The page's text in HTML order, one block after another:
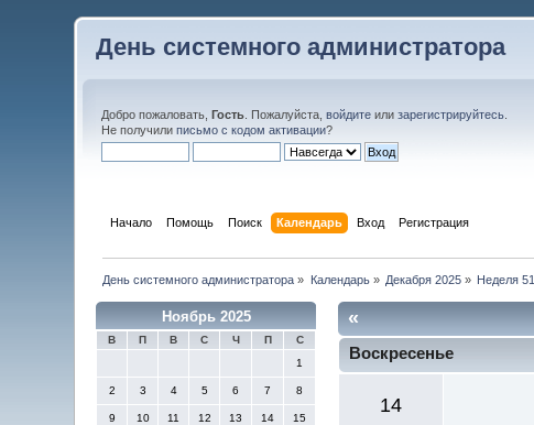
День системного администратора
Добро пожаловать,Гость . Пожалуйста,войдите илизарегистрируйтесь
Не получилиписьмо с кодом активации?
Начало Помощь Поиск Календарь Вход Регистрация
День системного администратора » Календарь» Декабря 2025 » Неделя 51
Ноябрь 2025
В П В С Ч П
С
1
2 3 4 5 6 7 8
9 10 11 12 13 14 15
«
Воскресенье
14